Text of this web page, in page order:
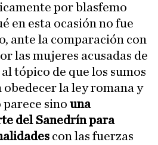
por blasfemo
en esta ocasión no fue
ante la comparación con
las mujeres acusadas de
tópico de que los sumos
obedecer la ley romana y
parece sino una
del Sanedrín para
con las fuerzas